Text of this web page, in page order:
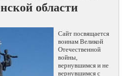
области
Сайт посвящается
воинам Великой
Отечественной
войны,
вернувшимся и не
вернувшимся с